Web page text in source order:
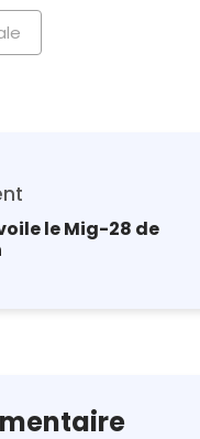
le Mig-28 de